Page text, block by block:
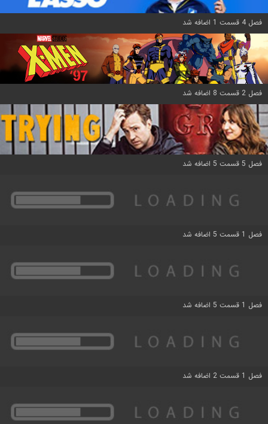
فصل 4 قسمت 1 اضافه شد
فصل 2 قسمت 8 اضافه شد
فصل 5 قسمت 5 اضافه شد
فصل 1 قسمت 5 اضافه شد
فصل 1 قسمت 5 اضافه شد
فصل 1 قسمت 2 اضافه شد